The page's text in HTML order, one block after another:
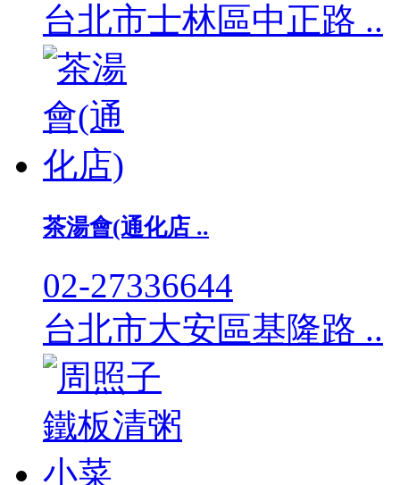
台北市士林區中正路 ..
茶湯會(通化店 ..
02-27336644
台北市大安區基隆路 ..